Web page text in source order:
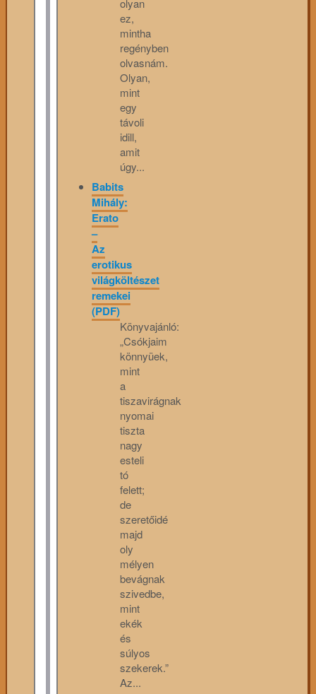
ez,
mintha
regényben
olvasnám.
Olyan,
mint
egy
távoli
idill,
amit
úgy...
Babits
Mihály:
Erato
–
Az
erotikus
világköltészet
remekei
(PDF)
Könyvajánló:
„Csókjaim
könnyüek,
mint
a
tiszavirágnak
nyomai
tiszta
nagy
esteli
tó
felett;
de
szeretőidé
majd
oly
mélyen
bevágnak
szivedbe,
mint
ekék
és
súlyos
szekerek.”
Az...